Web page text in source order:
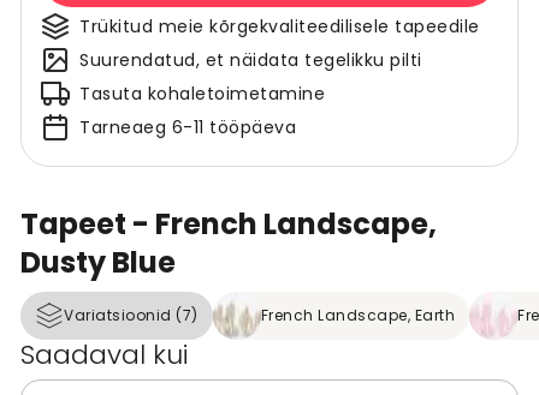
Tapeet - French Landscape,
Dusty Blue
Variatsioonid (7) French Landscape, Earth
Saadaval kui
Trükitud meie kõrgekvaliteedilisele tapeedile
Suurendatud, et näidata tegelikku pilti
Tasuta kohaletoimetamine
Tarneaeg 6-11 tööpäeva